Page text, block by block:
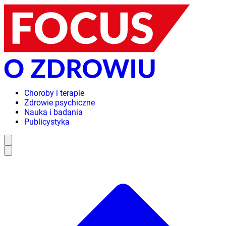
Choroby i terapie
Zdrowie psychiczne
Nauka i badania
Publicystyka